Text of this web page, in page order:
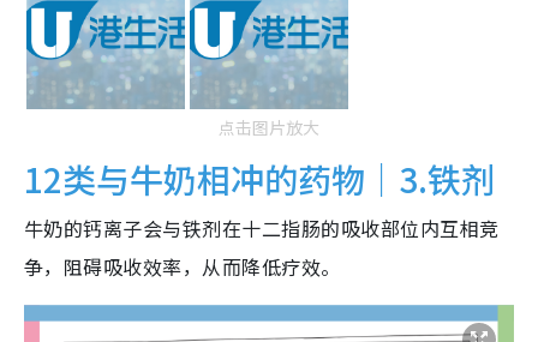
点击图片放大
12类与牛奶相冲的药物｜3.铁剂
牛奶的钙离子会与铁剂在十二指肠的吸收部位内互相竞
争，阻碍吸收效率，从而降低疗效。